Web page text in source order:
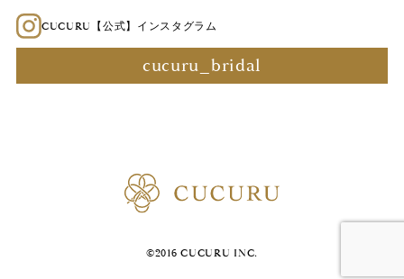
CUCURU【公式】インスタグラム
cucuru_bridal
©2016 CUCURU INC.